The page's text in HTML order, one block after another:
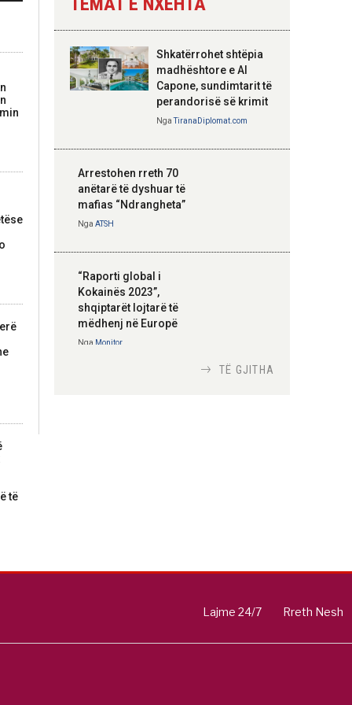
të
Hoxha takim me
zyrtarë të lartë të
DASH: Angazhim i
përbashkët për
strategjik
Shkatërrohet shtëpia
madhështore e Al
Capone, sundimtarit të
perandorisë së krimit
NgaTiranaDiplomat.com
Arrestohen rreth 70
anëtarë të dyshuar të
mafias “Ndrangheta”
Nga ATSH
“Raporti global i
Kokainës 2023”,
shqiptarët lojtarë të
mëdhenj në Europë
Nga Monitor
TË GJITHA
Lajme 24/7 Rreth Nesh